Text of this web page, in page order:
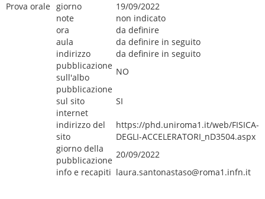
Prova orale giorno
19/09/2022
note
non indicato
ora
da definire
aula
da definire in seguito
indirizzo
da definire in seguito
pubblicazione
sull'albo
NO
pubblicazione
sul sito
internet
SI
indirizzo del
sito
https://phd.uniroma1.it/web/FISICA-
DEGLI-ACCELERATORI_nD3504.aspx
giorno della
pubblicazione
20/09/2022
info e recapiti laura.santonastaso@roma1.infn.it